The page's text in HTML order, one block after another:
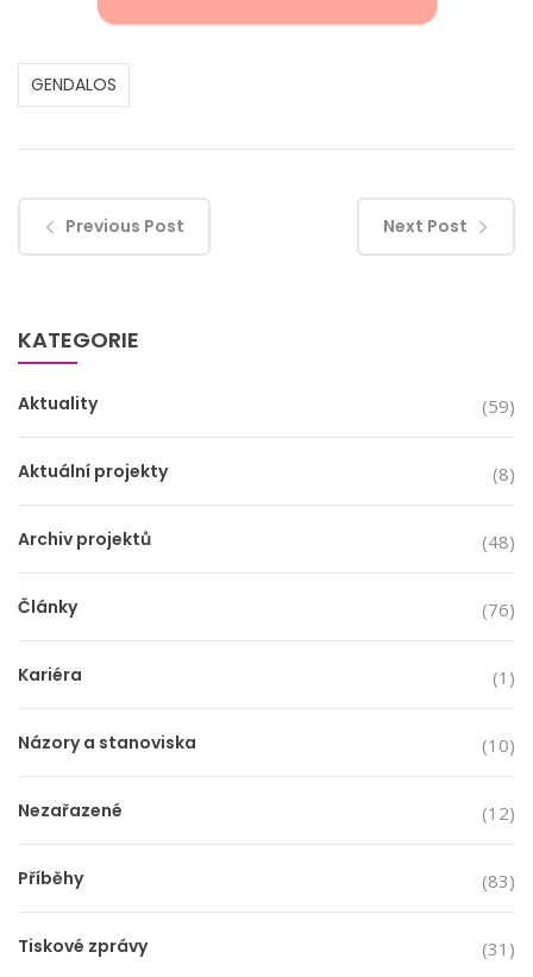
GENDALOS
Previous Post Next Post
KATEGORIE
Aktuality (59)
Aktuální projekty (8)
Archiv projektů (48)
Články (76)
Kariéra (1)
Názory a stanoviska (10)
Nezařazené (12)
Příběhy (83)
Tiskové zprávy (31)